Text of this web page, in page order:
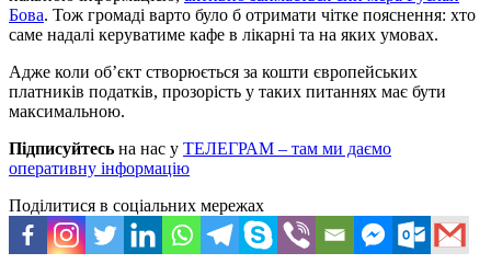
Бова. Тож громаді варто було б отримати чітке пояснення: хто
саме надалі керуватиме кафе в лікарні та на яких умовах.
Адже коли об’єкт створюється за кошти європейських
платників податків, прозорість у таких питаннях має бути
максимальною.
Підписуйтесь на нас у ТЕЛЕГРАМ – там ми даємо
оперативну інформацію
Поділитися в соціальних мережах